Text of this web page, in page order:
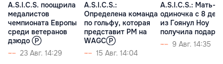
A.S.I.C.S. поощрила
медалистов
чемпионата Европы
среди ветеранов
дзюдо Ⓟ
23 Авг. 14:29
A.S.I.C.S.:
Определена команда
по гольфу, которая
представит РМ на
WAGCⓅ
15 Авг. 14:04
A.S.I.C.S.: Мать-
одиночка с 8
из Гоянул Ноу
получила
9 Авг. 14:35